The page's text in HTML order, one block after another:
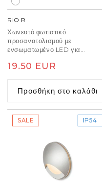
RIO R
Χωνευτό φωτιστικό
προσανατολισμού με
ενσωματωμένο LED για
γωνίες.
Κανονική
τιμή
19.50 EUR
Προσθήκη στο καλάθι
SALE IP54